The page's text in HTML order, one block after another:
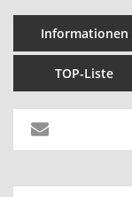
Informationen
TOP-Liste